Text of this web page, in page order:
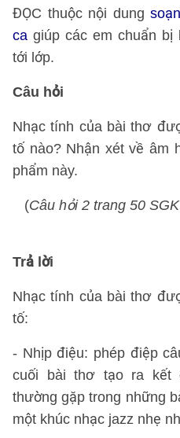
ĐỌC thuộc nội dung
ca giúp các em chuẩn
tới lớp.
Câu hỏi
Nhạc tính của bài thơ
tố nào? Nhận xét về âm
phẩm này.
(Câu hỏi 2 trang 50
Trả lời
Nhạc tính của bài thơ
tố:
- Nhịp điệu: phép điệp
cuối bài thơ tạo ra kết
thường gặp trong những
một khúc nhạc jazz nhẹ